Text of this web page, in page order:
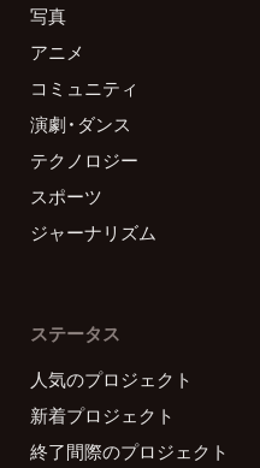
写真
アニメ
コミュニティ
演劇・ダンス
テクノロジー
スポーツ
ジャーナリズム
ステータス
人気のプロジェクト
新着プロジェクト
終了間際のプロジェクト